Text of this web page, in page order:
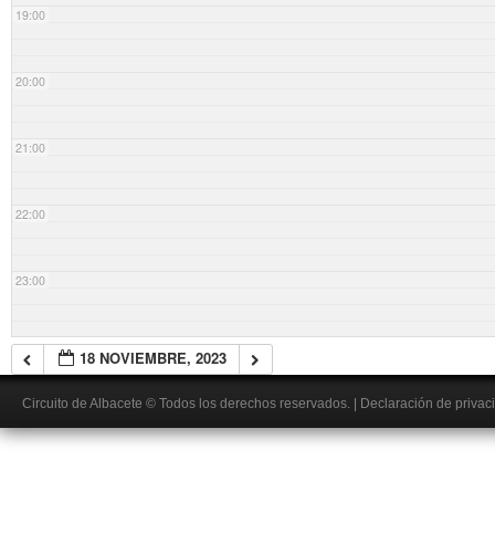
19:00
20:00
21:00
22:00
23:00
18 NOVIEMBRE, 2023
Circuito de Albacete © Todos los derechos reservados. Declaración de